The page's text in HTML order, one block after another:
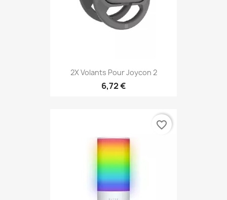
2X Volants Pour Joycon 2
6,72 €
favorite_border